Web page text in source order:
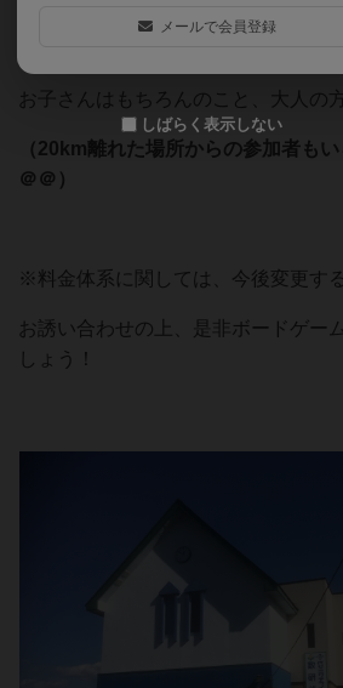
るという目的のもと、ボードゲーム
お子さんはもちろんのこと、大人の
（20km離れた場所からの参加者も
＠＠）
※料金体系に関しては、今後変更す
お誘い合わせの上、是非ボードゲー
しょう！
メールで会員登録
しばらく表示しない